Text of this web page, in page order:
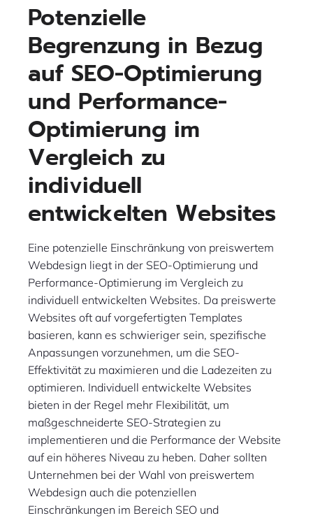
Potenzielle
Begrenzung in Bezug
auf SEO-Optimierung
und Performance-
Optimierung im
Vergleich zu
individuell
entwickelten Websites
Eine potenzielle Einschränkung von preiswertem
Webdesign liegt in der SEO-Optimierung und
Performance-Optimierung im Vergleich zu
individuell entwickelten Websites. Da preiswerte
Websites oft auf vorgefertigten Templates
basieren, kann es schwieriger sein, spezifische
Anpassungen vorzunehmen, um die SEO-
Effektivität zu maximieren und die Ladezeiten zu
optimieren. Individuell entwickelte Websites
bieten in der Regel mehr Flexibilität, um
maßgeschneiderte SEO-Strategien zu
implementieren und die Performance der Website
auf ein höheres Niveau zu heben. Daher sollten
Unternehmen bei der Wahl von preiswertem
Webdesign auch die potenziellen
Einschränkungen im Bereich SEO und